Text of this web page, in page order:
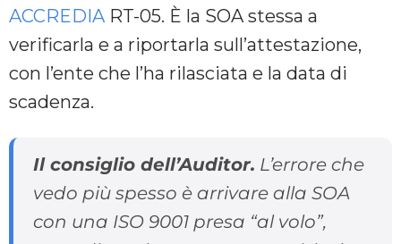
ACCREDIART-05. È la SOA stessa a
verificarla e a riportarla sull’attestazione,
con l’ente che l’ha rilasciata e la data di
scadenza.
Il consiglio dell’Auditor. L’errore che
vedo più spesso è arrivare alla SOA
con una ISO 9001 presa “al volo”,